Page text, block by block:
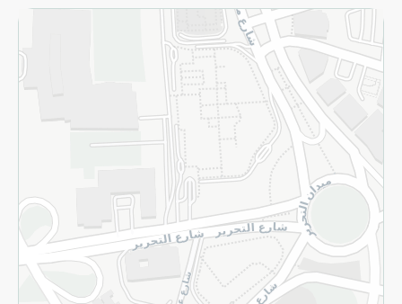
الاسترجاع
سياسة الاستخدام
سياسة الخصوصية
قم بالتسجيل للنشرة
©2026 - Spinneys | جميع الحقوق محفوظة